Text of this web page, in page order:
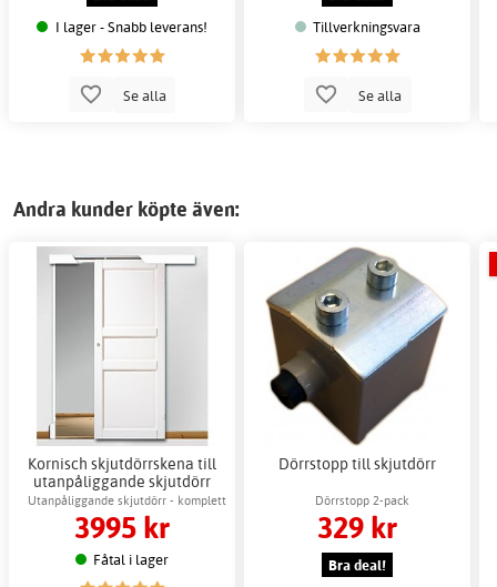
I lager - Snabb leverans!
Se alla
Tillverkningsvara
Se alla
Andra kunder köpte även:
Kornisch skjutdörrskena till
utanpåliggande skjutdörr
Utanpåliggande skjutdörr - komplett
sats
3995 kr
Fåtal i lager
Dörrstopp till skjutdörr
Dörrstopp 2-pack
329 kr
Bra deal!